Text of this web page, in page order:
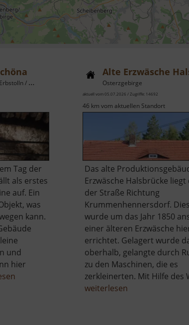
Tag der
als erstes
auf. Ein
was
kann.
und
hier
Osterzgebirge
aktuell vom 05.07.2026 / Zugriffe: 14692
46 km vom aktuellen Standort
Das alte
Erzwäsche Halsbrücke
der Straße Richtung
Krummenhennersdorf.
wurde um das Jahr 1850
einer älteren Erzwäsche
errichtet. Gelagert wurde
oberhalb, gelangte durch
zu den Maschinen, die es
zerkleinerten. Mit Hilfe des
weiterlesen